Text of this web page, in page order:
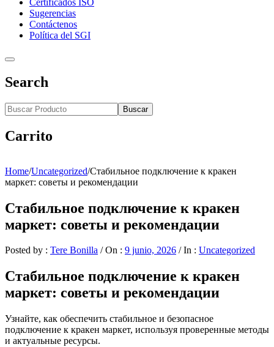
Certificados ISO
Sugerencias
Contáctenos
Política del SGI
Search
Buscar
Carrito
Home/Uncategorized/Стабильное подключение к кракен
маркет: советы и рекомендации
Стабильное подключение к кракен
маркет: советы и рекомендации
Posted by : Tere Bonilla / On : 9 junio, 2026 /In : Uncategorized
Стабильное подключение к кракен
маркет: советы и рекомендации
Узнайте, как обеспечить стабильное и безопасное
подключение к кракен маркет, используя проверенные методы
и актуальные ресурсы.